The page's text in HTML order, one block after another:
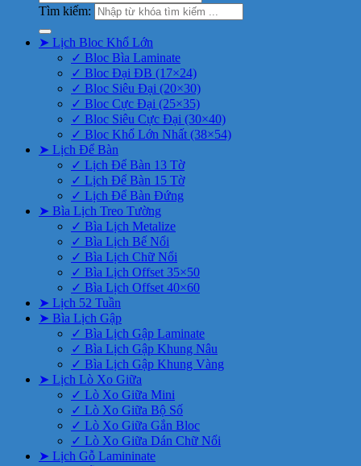
Tìm kiếm:
➤ Lịch Bloc Khổ Lớn
✓ Bloc Bìa Laminate
✓ Bloc Đại ĐB (17×24)
✓ Bloc Siêu Đại (20×30)
✓ Bloc Cực Đại (25×35)
✓ Bloc Siêu Cực Đại (30×40)
✓ Bloc Khổ Lớn Nhất (38×54)
➤ Lịch Để Bàn
✓ Lịch Để Bàn 13 Tờ
✓ Lịch Để Bàn 15 Tờ
✓ Lịch Để Bàn Đứng
➤ Bìa Lịch Treo Tường
✓ Bìa Lịch Metalize
✓ Bìa Lịch Bế Nổi
✓ Bìa Lịch Chữ Nổi
✓ Bìa Lịch Offset 35×50
✓ Bìa Lịch Offset 40×60
➤ Lịch 52 Tuần
➤ Bìa Lịch Gập
✓ Bìa Lịch Gập Laminate
✓ Bìa Lịch Gập Khung Nâu
✓ Bìa Lịch Gập Khung Vàng
➤ Lịch Lò Xo Giữa
✓ Lò Xo Giữa Mini
✓ Lò Xo Giữa Bộ Số
✓ Lò Xo Giữa Gắn Bloc
✓ Lò Xo Giữa Dán Chữ Nổi
➤ Lịch Gỗ Lamininate